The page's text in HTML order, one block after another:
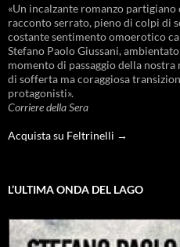
«Un incalzante romanzo
racconto serrato, pieno di colpi di
costante sentimento omoerotico
Stefano Paolo Giussani,
momento di passaggio della
di sofferta ma coraggiosa
protagonisti».
Corriere della Sera
Acquista su Feltrinelli →
L’ULTIMA ONDA DEL LAGO